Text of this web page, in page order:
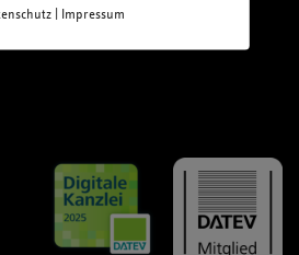
| Impressum